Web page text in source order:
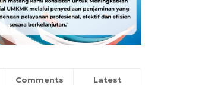
Comments Latest